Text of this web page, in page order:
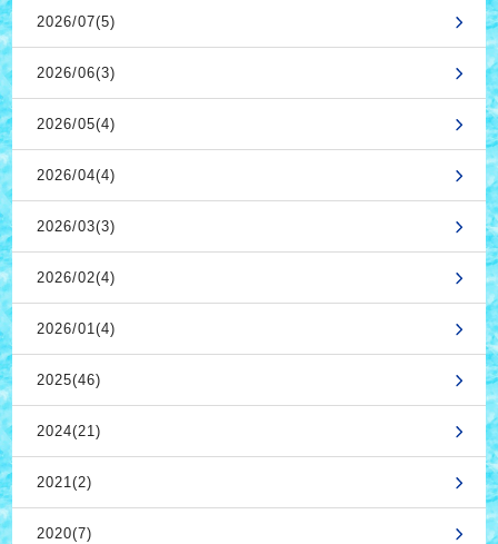
2026/07(5)
2026/06(3)
2026/05(4)
2026/04(4)
2026/03(3)
2026/02(4)
2026/01(4)
2025(46)
2024(21)
2021(2)
2020(7)